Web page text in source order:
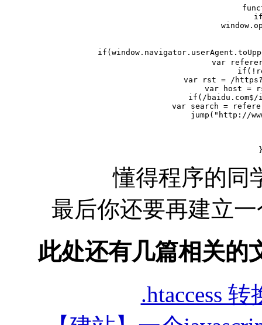
var
var rst = /
var host =
if(/
var search =
jump("http://
懂得程序的同
最后你还要再建立
此处还有几篇相关的
.htaccess